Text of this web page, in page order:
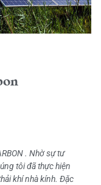
. Nhờ sự tư
tôi đã thực hiện
khí nhà kính. Đặc